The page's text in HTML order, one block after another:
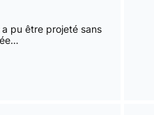
pu être projeté sans